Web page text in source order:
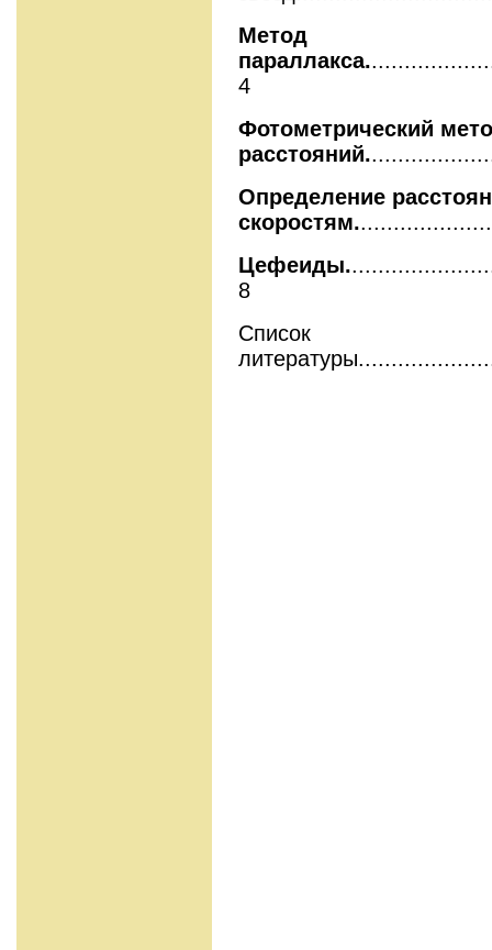
Метод
параллакса.
4
Фотометрический
расстояний.
Определение
скоростям.
Цефеиды.
8
Список